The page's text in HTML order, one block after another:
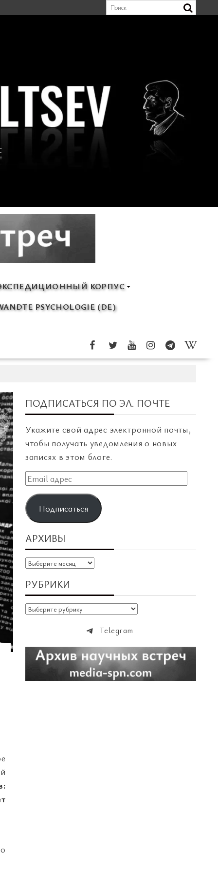
КОРПУС
PSYCHOLOGIE (DE)
ПОДПИСАТЬСЯ ПО ЭЛ. ПОЧТЕ
Укажите свой адрес электронной почты,
чтобы получать уведомления о новых
записях в этом блоге.
Email
адрес
Подписаться
АРХИВЫ
Архивы
РУБРИКИ
Рубрики
Telegram